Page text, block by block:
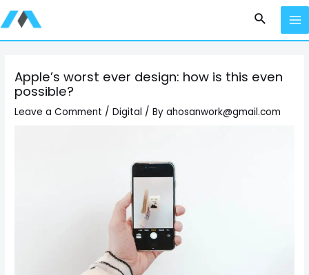
Apple’s worst ever design: how is this even
possible?
Leave a Comment /Digital / Byahosanwork@gmail.com